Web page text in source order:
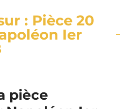
: Pièce 20
Ier
pièce